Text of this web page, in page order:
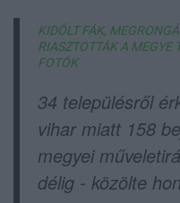
KIDŐLT FÁK,
RIASZTOTTÁK A MEGYE
FOTÓK
34 településről
vihar miatt 158
megyei
délig - közölte